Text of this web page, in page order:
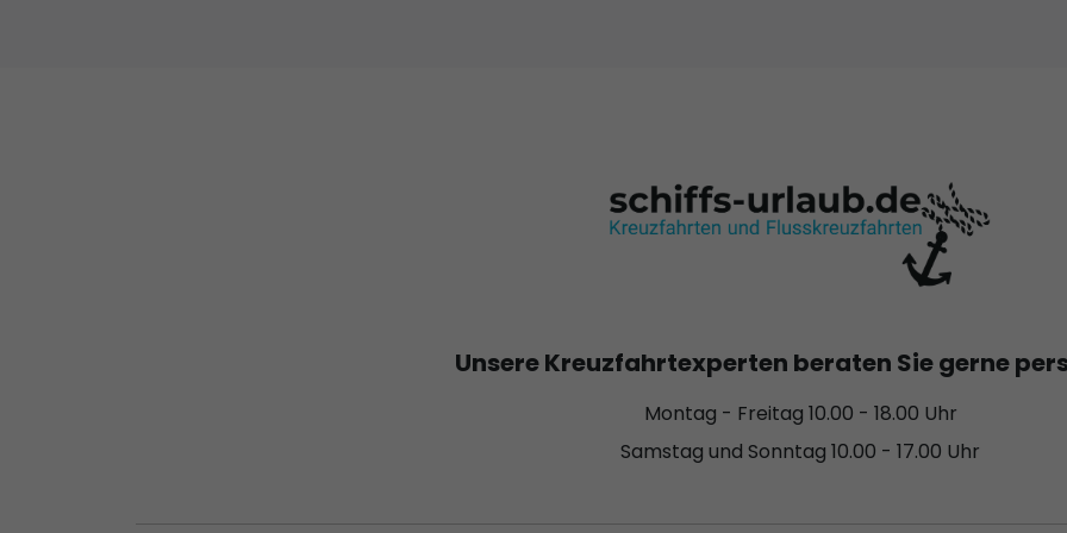
Unsere Kreuzfahrtexperten beraten Sie gerne
Montag - Freitag 10.00 - 18.00 Uhr
Samstag und Sonntag 10.00 - 17.00 Uhr